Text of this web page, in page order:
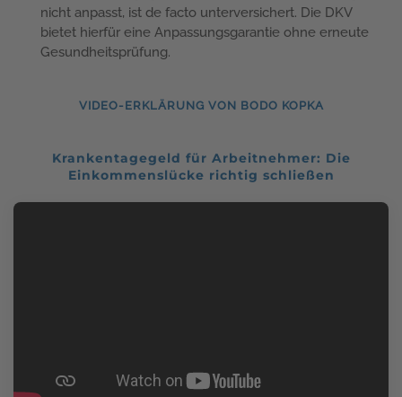
nicht anpasst, ist de facto unterversichert. Die DKV
bietet hierfür eine Anpassungsgarantie ohne erneute
Gesundheitsprüfung.
VIDEO-ERKLÄRUNG VON BODO KOPKA
Krankentagegeld für Arbeitnehmer: Die
Einkommenslücke richtig schließen